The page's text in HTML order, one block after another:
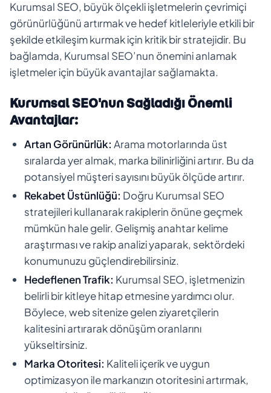
Kurumsal SEO, büyük ölçekli işletmelerin çevrimiçi
görünürlüğünü artırmak ve hedef kitleleriyle etkili bir
şekilde etkileşim kurmak için kritik bir stratejidir. Bu
bağlamda, Kurumsal SEO’nun önemini anlamak
işletmeler için büyük avantajlar sağlamakta.
Kurumsal SEO'nun Sağladığı Önemli
Avantajlar:
Artan Görünürlük: Arama motorlarında üst
sıralarda yer almak, marka bilinirliğini artırır. Bu da
potansiyel müşteri sayısını büyük ölçüde artırır.
Rekabet Üstünlüğü: Doğru Kurumsal SEO
stratejileri kullanarak rakiplerin önüne geçmek
mümkün hale gelir. Gelişmiş anahtar kelime
araştırması ve rakip analizi yaparak, sektördeki
konumunuzu güçlendirebilirsiniz.
Hedeflenen Trafik: Kurumsal SEO, işletmenizin
belirli bir kitleye hitap etmesine yardımcı olur.
Böylece, web sitenize gelen ziyaretçilerin
kalitesini artırarak dönüşüm oranlarını
yükseltirsiniz.
Marka Otoritesi: Kaliteli içerik ve uygun
optimizasyon ile markanızın otoritesini artırmak,